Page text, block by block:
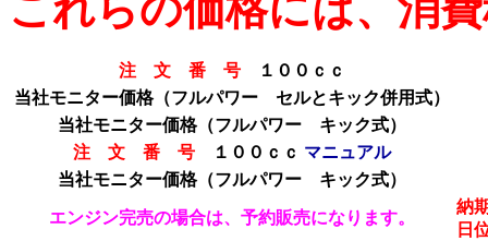
注 文 番 号
１００ｃｃ
当社モニター価格（フルパワー セルとキック併用式）
当社モニター価格（フルパワー キック式）
注 文 番 号
１００ｃｃ マニュアル
当社モニター価格（フルパワー キック式）
エンジン完売の場合は、予約販売になります。
納
日